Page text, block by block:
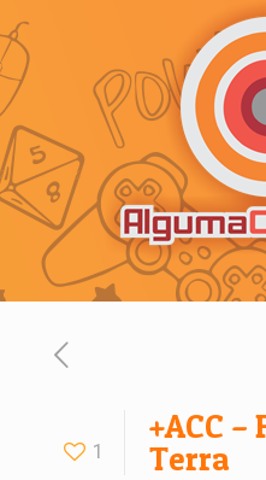
1
+ACC
Terra